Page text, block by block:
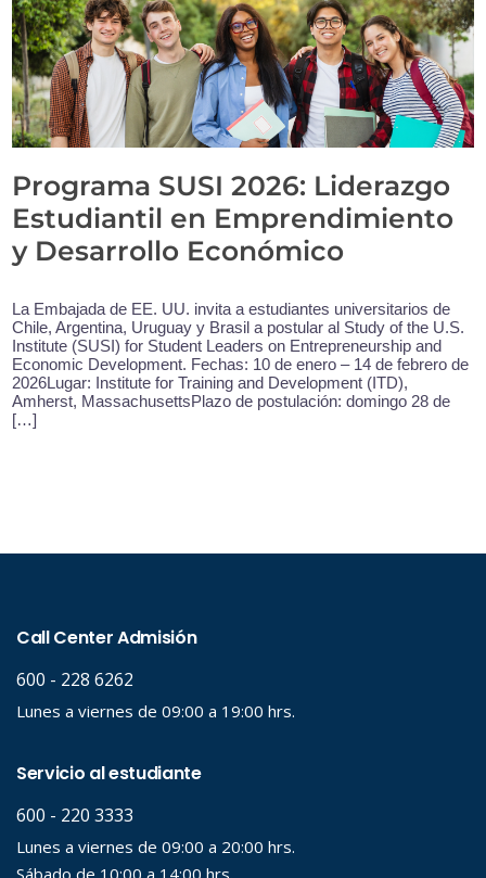
Programa SUSI 2026: Liderazgo
Estudiantil en Emprendimiento
y Desarrollo Económico
La Embajada de EE. UU. invita a estudiantes universitarios de
Chile, Argentina, Uruguay y Brasil a postular al Study of the U.S.
Institute (SUSI) for Student Leaders on Entrepreneurship and
Economic Development. Fechas: 10 de enero – 14 de febrero de
2026Lugar: Institute for Training and Development (ITD),
Amherst, MassachusettsPlazo de postulación: domingo 28 de
[…]